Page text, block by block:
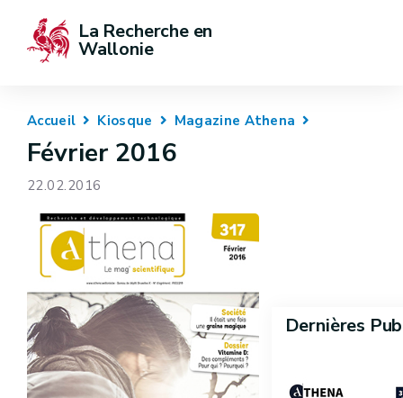
La Recherche en
Wallonie
Accueil Kiosque Magazine Athena
Février 2016
22.02.2016
Dernières